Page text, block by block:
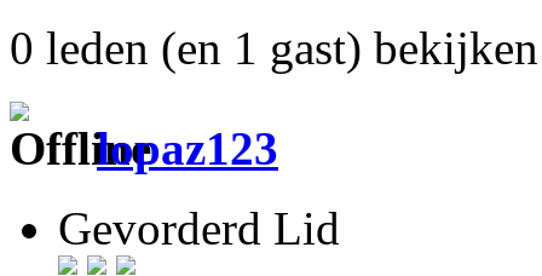
0 leden (en 1 gast)
lopaz123
Gevorderd Lid